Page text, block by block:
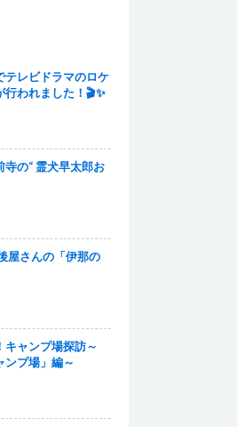
テレビドラマのロケ
行われました！🎬✨
の“ 霊犬早太郎お
屋さんの「伊那の
ャンプ場探訪～
ンプ場」編～